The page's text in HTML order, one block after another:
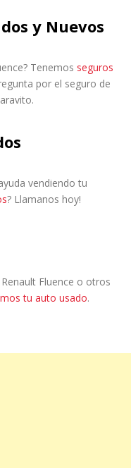
y Nuevos
Tenemos seguros
por el seguro de
vendiendo tu
? Llamanos hoy!
Fluence o otros
tu auto usado.